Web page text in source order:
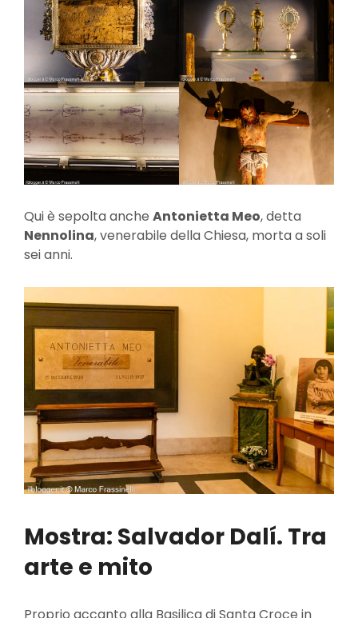
Qui è sepolta anche Antonietta Meo, detta
Nennolina, venerabile della Chiesa, morta a soli
sei anni.
Mostra: Salvador Dalí. Tra
arte e mito
Proprio accanto alla Basilica di Santa Croce in